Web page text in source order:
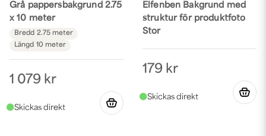
Grå pappersbakgrund 2.75
x 10 meter
Bredd 2.75 meter
Längd 10 meter
1 079 kr
Elfenben Bakgrund med
struktur för produktfoto
Stor
179 kr